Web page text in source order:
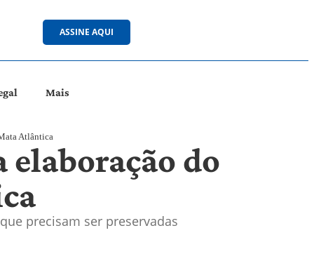
ASSINE AQUI
Mais
Atlântica
do
precisam ser preservadas